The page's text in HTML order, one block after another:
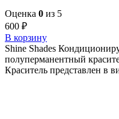
Оценка 0 из 5
600 ₽
В корзину
Shine Shades
полуперманентный
Краситель представлен в